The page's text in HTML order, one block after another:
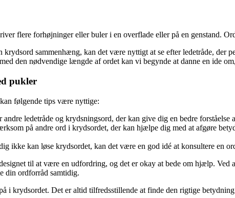
flere forhøjninger eller buler i en overflade eller på en genstand.
krydsord sammenhæng, kan det være nyttigt at se efter ledetråde,
den nødvendige længde af ordet kan vi begynde at danne en ide
pukler
følgende tips være nyttige:
andre ledetråde og krydsningsord, der kan give dig en bedre
på andre ord i krydsordet, der kan hjælpe dig med at afgøre
ikke kan løse krydsordet, kan det være en god idé at konsultere en
til at være en udfordring, og det er okay at bede om hjælp.
din ordforråd samtidig.
i krydsordet. Det er altid tilfredsstillende at finde den rigtige